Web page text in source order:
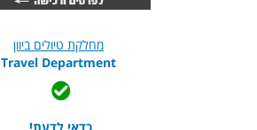
מחלקת טיולים ביוון
Travel Department
כדאי לדעת!